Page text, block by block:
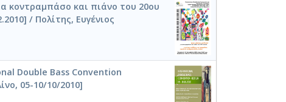
κοντραμπάσο και πιάνο του 20ου
/ Πολίτης, Ευγένιος
Double Bass Convention
05-10/10/2010]